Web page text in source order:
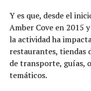
Y es que, desde el
Amber Cove en 2015
la actividad ha
restaurantes, tiendas
de transporte, guías,
temáticos.